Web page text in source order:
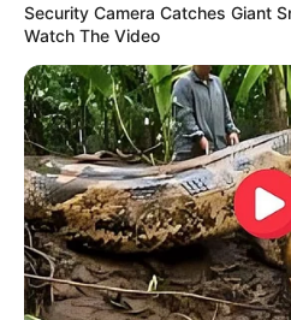
Security Camera Catches Giant
Watch The Video